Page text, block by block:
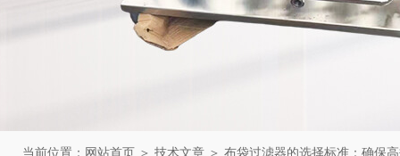
当前位置： 网站首页 ＞ 技术文章 ＞ 布袋过滤器的选择标准：确保